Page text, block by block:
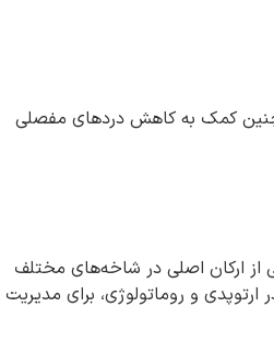
کمک به کاهش دردهای مفصلی
از ارکان اصلی در شاخه‌های مختلف
و روماتولوژی، برای مدیریت